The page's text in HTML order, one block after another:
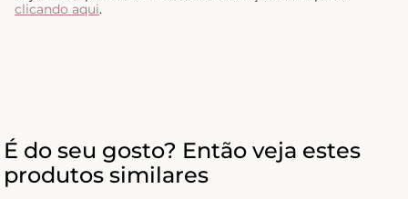
clicando aqui.
É do seu gosto? Então veja estes
produtos similares